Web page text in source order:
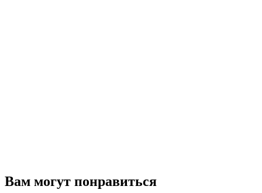
Вам могут понравиться